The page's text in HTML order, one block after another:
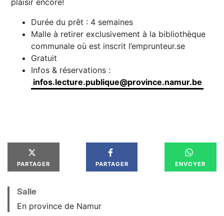
plaisir encore!
Durée du prêt : 4 semaines
Malle à retirer exclusivement à la bibliothèque
communale où est inscrit l’emprunteur.se
Gratuit
Infos & réservations :
infos.lecture.publique@province.namur.be
PARTAGER PARTAGER ENVOYER
Salle
En province de Namur